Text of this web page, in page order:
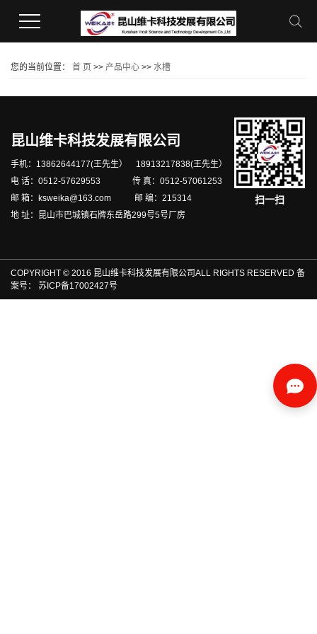
您的当前位置： 首 页 >> 产品中心 >> 水槽
昆山维卡科技发展有限公司
手机：13862644177(王先生） 18913217838(王先生）
电 话：0512-57629553 传 真：0512-57061253
邮 箱：ksweika@163.com 邮 编：215314
地 址：昆山市巴城镇石牌东岳路299号5号厂房
扫一扫
COPYRIGHT © 2016 昆山维卡科技发展有限公司ALL RIGHTS RESERVED 备
案号： 苏ICP备17002427号